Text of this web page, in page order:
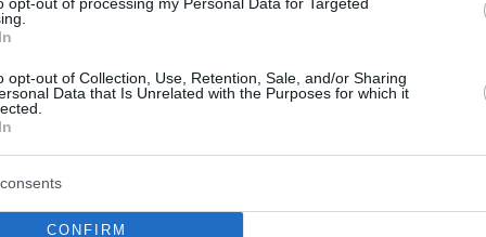
opt-out of Collection, Use, Retention, Sale, and/or Sharing
Data that Is Unrelated with the Purposes for which it
CONFIRM